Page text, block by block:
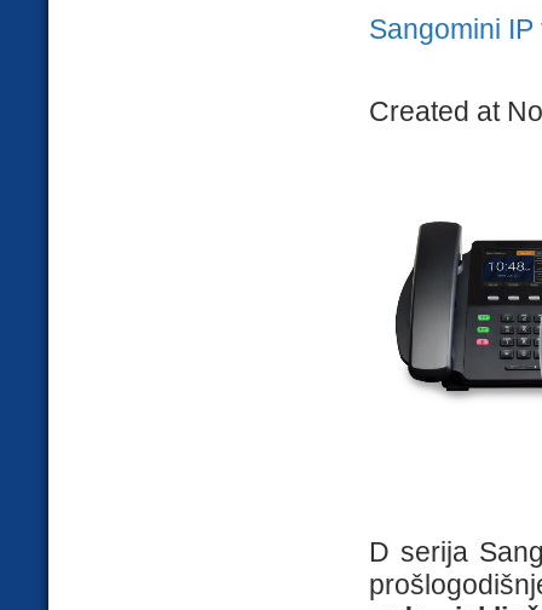
Sangomini
Created at
D serija